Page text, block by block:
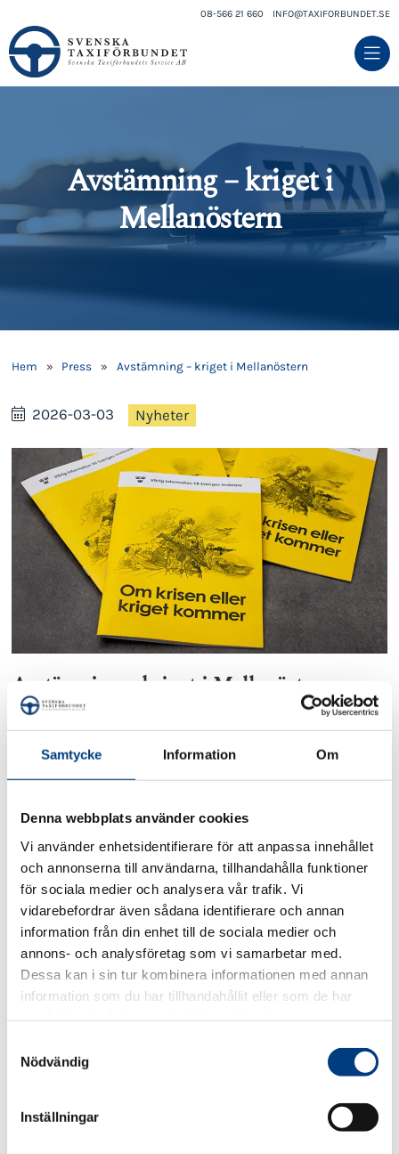
Samtycke Information Om
Denna webbplats använder cookies
Vi använder enhetsidentifierare för att anpassa innehållet
och annonserna till användarna, tillhandahålla funktioner
för sociala medier och analysera vår trafik. Vi
vidarebefordrar även sådana identifierare och annan
information från din enhet till de sociala medier och
annons- och analysföretag som vi samarbetar med.
Dessa kan i sin tur kombinera informationen med annan
information som du har tillhandahållit eller som de har
Nödvändig
Inställningar
08-566 21 660 INFO@TAXIFORBUNDET.SE
Avstämning – kriget i
Mellanöstern
Hem » Press » Avstämning – kriget i Mellanöstern
2026-03-03 Nyheter
Avstämning – kriget i Mellanöstern
Med anledning av den senaste utvecklingen i
medlemmar för att förstå om – och i så fall hur – våra
medlemmar påverkas. Logga in på medlemssidorna
återrapportera till BT POSi tid.
BT POS(Beredskapssektor Transporter – Privat
Offentlig Samverkan) är ett samverkanssamarbete
mellan Trafikverket, Transportstyrelsen,
Luftfartsverket och Sjöfartsverket, andra
sektorsansvariga myndigheter och företrädare för
näringslivet inom transportsektorn. Samarbetet sker
för att säkerställa att transportsektorn kan leverera
samhällsnödvändiga och kritiska tjänster vid
Taxiförbundet representerar taxinäringen och
taxibranschen och för aktivt fram vilken central roll
den samlade taxibranschen kan spela vid allvarliga
mobilisering utgör en viktig länk i logistikkedjan vid